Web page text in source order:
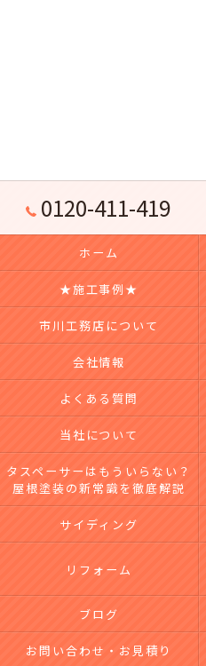
0120-411-419
ホーム
★施工事例★
市川工務店について
会社情報
よくある質問
当社について
タスペーサーはもういらない？
屋根塗装の新常識を徹底解説
サイディング
リフォーム
ブログ
お問い合わせ・お見積り